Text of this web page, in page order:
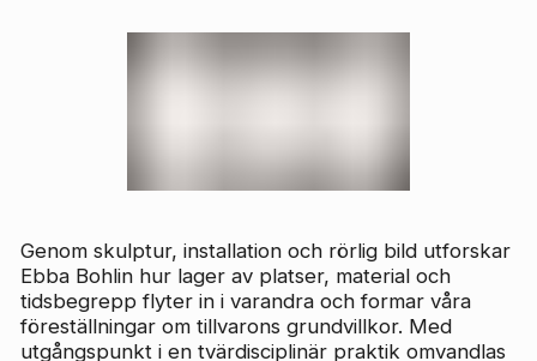
Genom skulptur, installation och rörlig bild utforskar
Ebba Bohlin hur lager av platser, material och
tidsbegrepp flyter in i varandra och formar våra
föreställningar om tillvarons grundvillkor. Med
utgångspunkt i en tvärdisciplinär praktik omvandlas